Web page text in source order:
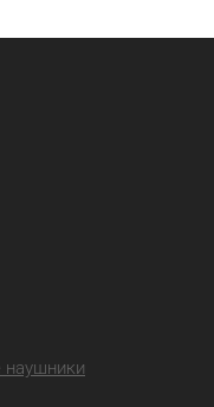
наушники